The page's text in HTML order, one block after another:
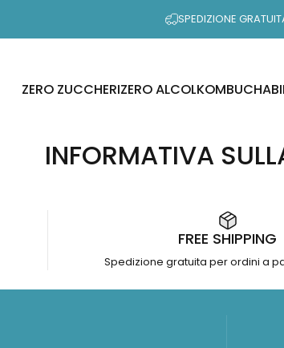
SPEDIZIONE
ZERO ZUCCHERIZERO ALCOLKOMBUCHA
INFORMATIVA
FREE SHIPPING
Spedizione gratuita per ordini a